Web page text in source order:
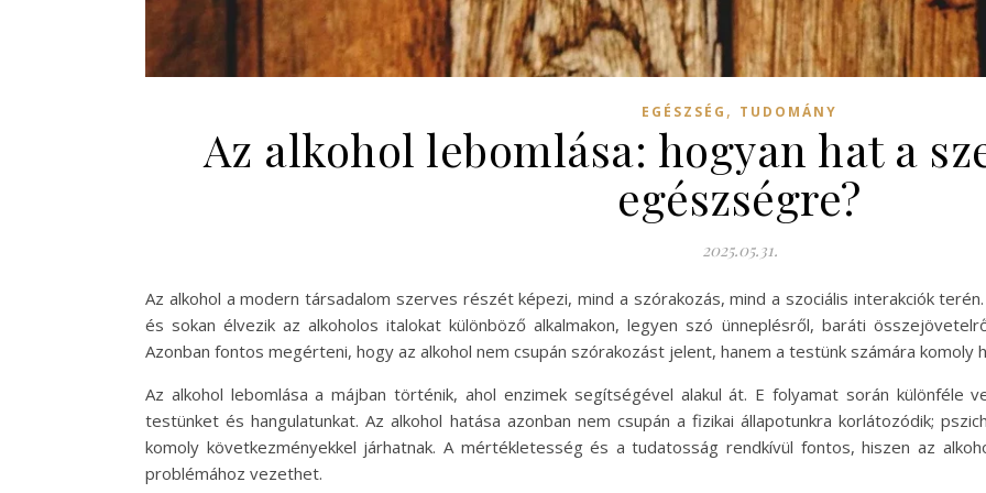
EGÉSZSÉG , TUDOMÁNY
Az alkohol lebomlása: hogyan hat a
egészségre?
2025.05.31.
Az alkohol a modern társadalom szerves részét képezi, mind a szórakozás, mind a szociális interakciók
és sokan élvezik az alkoholos italokat különböző alkalmakon, legyen szó ünneplésről, baráti
Azonban fontos megérteni, hogy az alkohol nem csupán szórakozást jelent, hanem a testünk számára komoly
Az alkohol lebomlása a májban történik, ahol enzimek segítségével alakul át. E folyamat során különféle
testünket és hangulatunkat. Az alkohol hatása azonban nem csupán a fizikai állapotunkra korlátozódik;
komoly következményekkel járhatnak. A mértékletesség és a tudatosság rendkívül fontos, hiszen az
problémához vezethet.